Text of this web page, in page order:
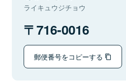
ライキュウジチョウ
716-0016
郵便番号をコピーする